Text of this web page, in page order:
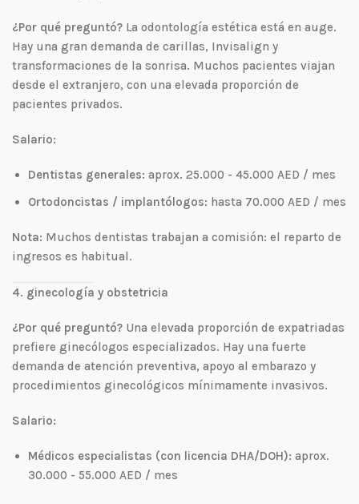
¿Por qué preguntó? La odontología estética está en auge.
Hay una gran demanda de carillas, Invisalign y
transformaciones de la sonrisa. Muchos pacientes viajan
desde el extranjero, con una elevada proporción de
pacientes privados.
Salario:
Dentistas generales: aprox. 25.000 - 45.000 AED / mes
Ortodoncistas / implantólogos: hasta 70.000 AED / mes
Nota: Muchos dentistas trabajan a comisión: el reparto de
ingresos es habitual.
4. ginecología y obstetricia
¿Por qué preguntó? Una elevada proporción de expatriadas
prefiere ginecólogos especializados. Hay una fuerte
demanda de atención preventiva, apoyo al embarazo y
procedimientos ginecológicos mínimamente invasivos.
Salario:
Médicos especialistas (con licencia DHA/DOH): aprox.
30.000 - 55.000 AED / mes